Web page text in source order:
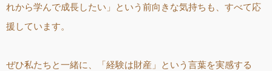
れから学んで成長したい」という前向きな気持ちも、すべて応
援しています。
ぜひ私たちと一緒に、「経験は財産」という言葉を実感する